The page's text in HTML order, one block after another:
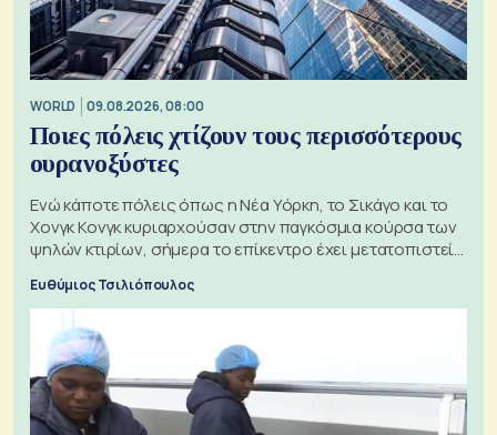
WORLD 09.08.2026, 08:00
Ποιες πόλεις χτίζουν τους περισσότερους
ουρανοξύστες
Ενώ κάποτε πόλεις όπως η Νέα Υόρκη, το Σικάγο και το
Χονγκ Κονγκ κυριαρχούσαν στην παγκόσμια κούρσα των
ψηλών κτιρίων, σήμερα το επίκεντρο έχει μετατοπιστεί
Ευθύμιος Τσιλιόπουλος